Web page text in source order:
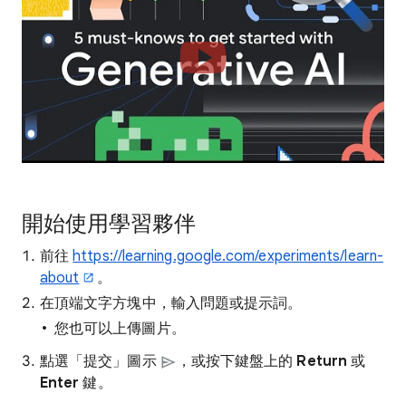
開始使用學習夥伴
前往https://learning.google.com/experiments/learn-
about
。
在頂端文字方塊中，輸入問題或提示詞。
您也可以上傳圖片。
點選「提交」圖示
，或按下鍵盤上的 Return 或
Enter 鍵。